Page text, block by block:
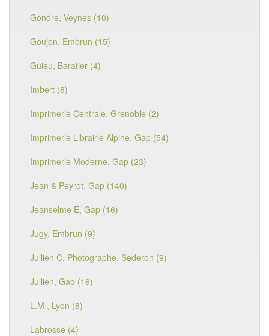
Gondre, Veynes (10)
Goujon, Embrun (15)
Guieu, Baratier (4)
Imbert (8)
Imprimerie Centrale, Grenoble (2)
Imprimerie Librairie Alpine, Gap (54)
Imprimerie Moderne, Gap (23)
Jean & Peyrot, Gap (140)
Jeanselme E, Gap (16)
Jugy, Embrun (9)
Jullien C, Photographe, Sederon (9)
Jullien, Gap (16)
L.M , Lyon (8)
Labrosse (4)